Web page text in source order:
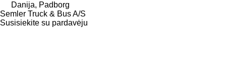
Danija, Padborg
Semler Truck & Bus A/S
Susisiekite su pardavėju